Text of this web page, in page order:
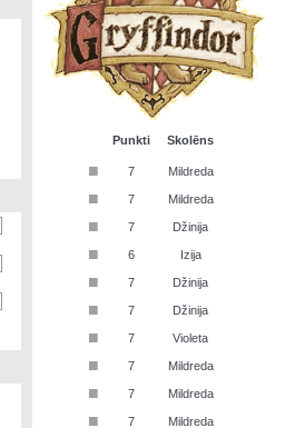
Punkti Skolēns
■ 7 Mildreda
■ 7 Mildreda
■ 7 Džinija
■ 6 Izija
■ 7 Džinija
■ 7 Džinija
■ 7 Violeta
■ 7 Mildreda
■ 7 Mildreda
■ 7 Mildreda